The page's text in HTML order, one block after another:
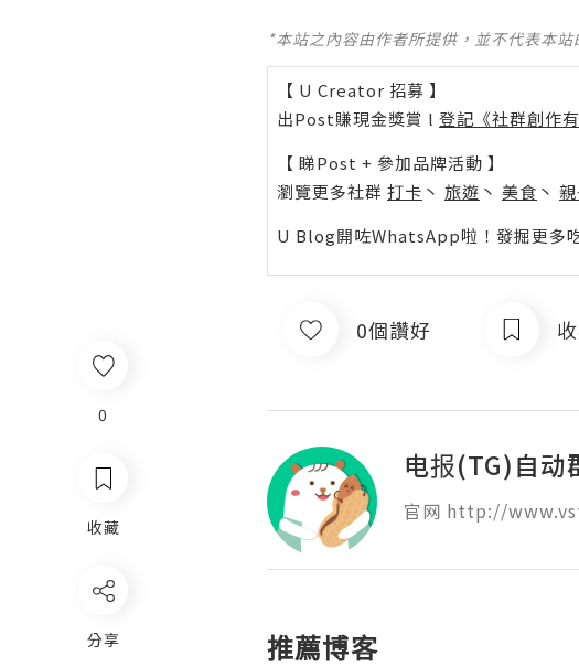
0
收藏
分享
*本站之內容由作者所提供，並不代表本
【 U Creator 招募 】
出Post賺現金獎賞 l 登記《社群創作有
【 睇Post + 參加品牌活動 】
瀏覽更多社群 打卡 丶 旅遊 丶 美食 丶
U Blog開咗WhatsApp啦！發掘更多
0個讚好
电报(TG)自动
官网 http://
推薦博客